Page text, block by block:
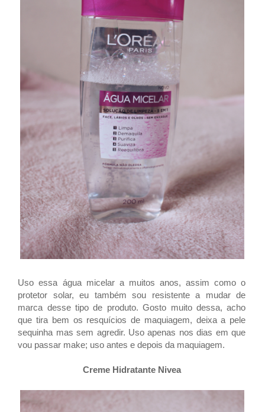
Uso essa água micelar a muitos anos, assim como o
protetor solar, eu também sou resistente a mudar de
marca desse tipo de produto. Gosto muito dessa, acho
que tira bem os resquícios de maquiagem, deixa a pele
sequinha mas sem agredir. Uso apenas nos dias em que
vou passar make; uso antes e depois da maquiagem.
Creme Hidratante Nivea